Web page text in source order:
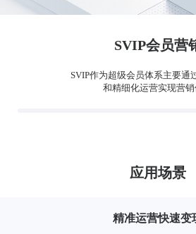
SVIP会员营
SVIP作为超级会员体系主要通
和精细化运营实现营销
应用场景
精准运营快速变